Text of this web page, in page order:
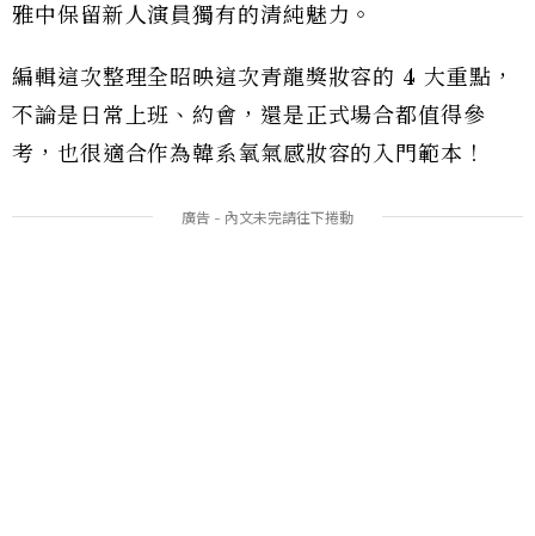
雅中保留新人演員獨有的清純魅力。
編輯這次整理全昭映這次青龍獎妝容的 4 大重點，
不論是日常上班、約會，還是正式場合都值得參
考，也很適合作為韓系氧氣感妝容的入門範本！